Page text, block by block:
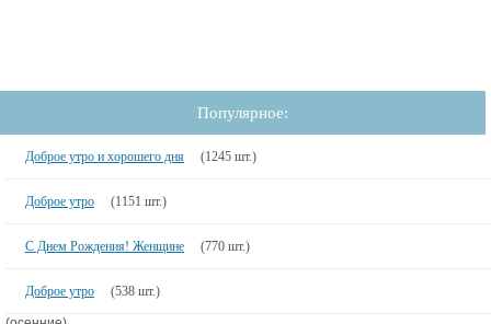
Популярное:
Доброе утро и хорошего дня (1245 шт.)
Доброе утро (1151 шт.)
С Днем Рождения! Женщине (770 шт.)
Доброе утро (538 шт.)